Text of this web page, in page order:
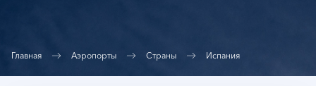
Главная Аэропорты Страны Испания